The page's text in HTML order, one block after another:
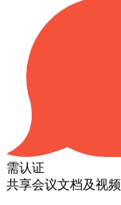
需认证
共享会议文档及视频